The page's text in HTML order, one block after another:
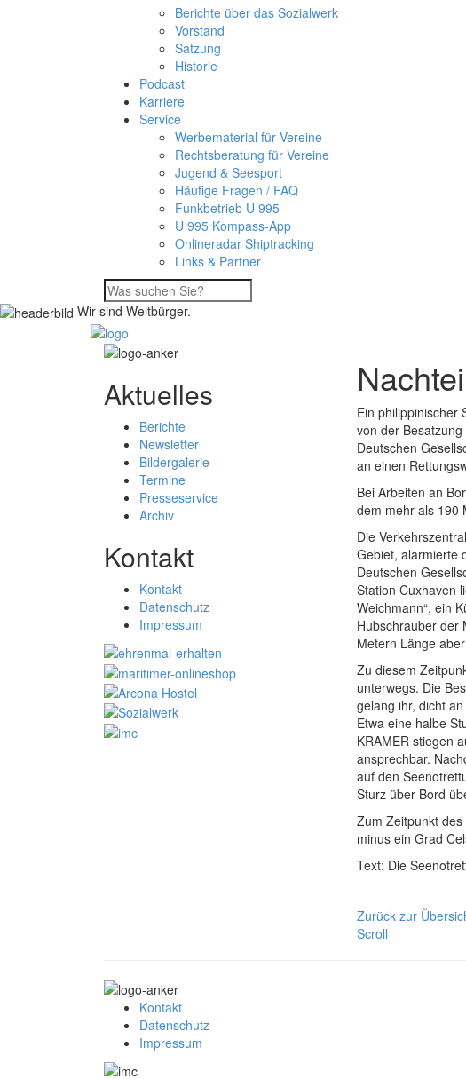
Berichte über das Sozialwerk
Vorstand
Satzung
Historie
Podcast
Karriere
Service
Werbematerial für Vereine
Rechtsberatung für Vereine
Jugend & Seesport
Häufige Fragen / FAQ
Funkbetrieb U 995
U 995 Kompass-App
Onlineradar Shiptracking
Links & Partner
Wir sind Weltbürger.
Aktuelles
Berichte
Newsletter
Bildergalerie
Termine
Presseservice
Archiv
Kontakt
Kontakt
Datenschutz
Impressum
Ein philippinischer
von der
Deutschen
an einen
Bei Arbeiten an
dem mehr als 190
Die
Gebiet, alarmierte
Deutschen
Station Cuxhaven
Weichmann“, ein
Hubschrauber der
Metern Länge
Zu diesem
unterwegs. Die
gelang ihr, dicht
Etwa eine halbe
KRAMER stiegen
ansprechbar.
auf den
Sturz über Bord
Zum Zeitpunkt
minus ein Grad
Text: Die
Zurück zur
Scroll
Kontakt
Datenschutz
Impressum